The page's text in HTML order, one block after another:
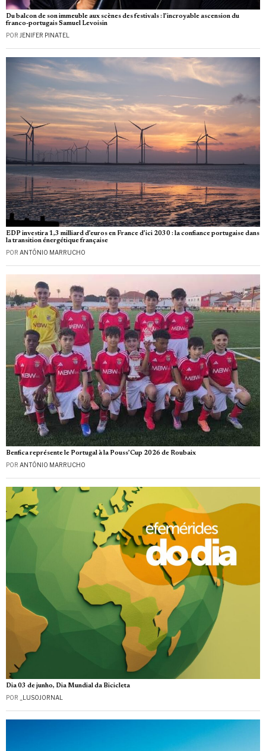
Du balcon de son immeuble aux scènes des festivals : l’incroyable ascension du
franco-portugais Samuel Levoisin
POR JENIFER PINATEL
EDP investira 1,3 milliard d’euros en France d’ici 2030 : la confiance portugaise dans
la transition énergétique française
POR ANTÓNIO MARRUCHO
Benfica représente le Portugal à la Pouss’Cup 2026 de Roubaix
POR ANTÓNIO MARRUCHO
Dia 03 de junho, Dia Mundial da Bicicleta
POR _LUSOJORNAL